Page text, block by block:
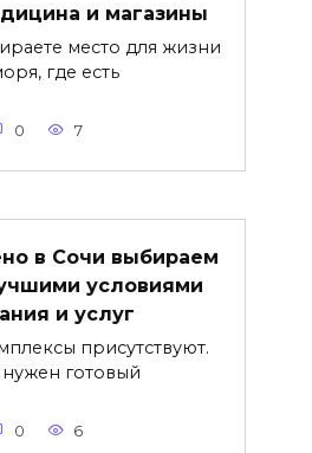
и магазины
место для жизни
где есть
0 7
в Сочи выбираем
условиями
и услуг
присутствуют.
готовый
0 6